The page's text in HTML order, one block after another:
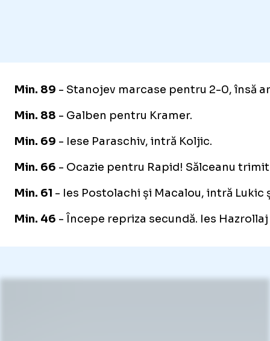
Min. 89 - Stanojev marcase pentru 2-0, însă
Min. 88 - Galben pentru Kramer.
Min. 69 - Iese Paraschiv, intră Koljic.
Min. 66 - Ocazie pentru Rapid! Sălceanu
Min. 61 - Ies Postolachi și Macalou, intră Lukic
Min. 46 - Începe repriza secundă. Ies